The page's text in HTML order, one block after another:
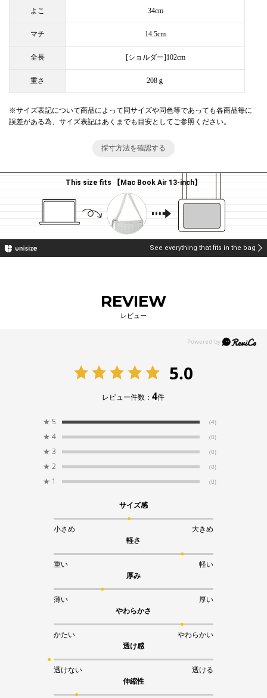
よこ
マチ
全長
重さ
34cm
14.5cm
[ショルダー]102cm
208ｇ
※サイズ表記について商品によって同サイズや同色等であっても各商品毎に
誤差がある為、サイズ表記はあくまでも目安としてご参照ください。
採寸方法を確認する
This size fits 【Mac Book Air 13-inch】
See everything that fits in the bag
REVIEW
レビュー
5.0
レビュー件数：4件
★ 5 (4)
★ 4 (0)
★ 3 (0)
★ 2 (0)
★ 1 (0)
サイズ感
小さめ
大きめ
軽さ
重い
軽い
厚み
薄い
厚い
やわらかさ
かたい
やわらかい
透け感
透けない
透ける
伸縮性